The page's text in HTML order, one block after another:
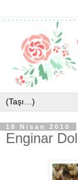
18 Nisan 2010
Enginar